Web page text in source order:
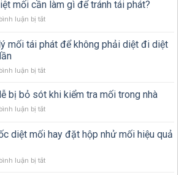
mối cần làm gì để tránh tái phát?
luận bị tắtở
khi
diệt
cần
gì
tránh
phát?
mối tái phát để không phải diệt đi diệt
luận bị tắtở
xử
mối
phát
phải
bị bỏ sót khi kiểm tra mối trong nhà
luận bị tắtở
vị
trí
bị
diệt mối hay đặt hộp nhử mối hiệu quả
luận bị tắtở